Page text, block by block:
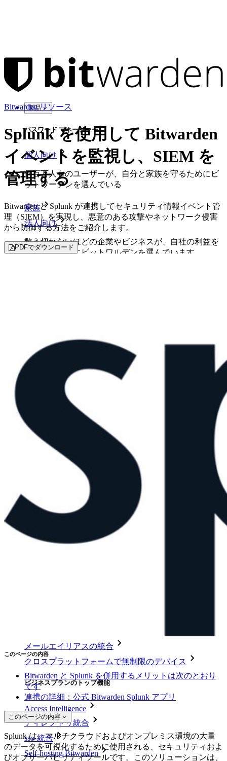
製品
パスワード マネージャー
個人向け
何百万人ものユーザーが、自分と家族を守るためにビ
ットワーデンを選んでいる
家族
法人向け
数え切れないほどの企業やビジネスが、自社の利益を
確保するためにビットワルデンを選んでいます。
開発、DevOps、ITチームのためのエンドツーエンド暗
号化シークレットマネージャー。
Passwordless.dev とパスキー
わずか数行のコードでパスキーの機能などをアンロッ
開発者ドキュメンテーション
詳しく見る
新規アクセス・インテリジェンス
ダウンロード
メールエイリアスの統合
クロスプラットフォームで無制限のデバイス
ビジネスプランのトップ機能
Access Intelligence
ディレクトリ統合
sso-統合
Self-hosting Bitwarden
Bitwarden リソース
Splunk を使用して Bitwarden
イベントを監視し、SIEM を
管理する
Bitwarden と Splunk が連携してセキュリティ情報イベント管
理（SIEM）を実現し、悪意のある攻撃やネットワーク侵害
から防御する方法をご紹介します。
PDFでダウンロード
このページの内容
Bitwarden と Splunk を併用するメリットは次のとおり
です
連携の詳細：公式 Bitwarden Splunk アプリ
このページの内容
Splunk は、マルチクラウドおよびオンプレミス環境の大量
のデータを可視化するために使用される、セキュリティおよ
びオブザーバビリティツールです。このソリューションは、